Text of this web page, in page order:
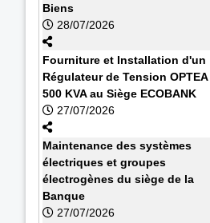
Biens
28/07/2026
Fourniture et Installation d'un
Régulateur de Tension OPTEA
500 KVA au Siège ECOBANK
27/07/2026
Maintenance des systèmes
électriques et groupes
électrogènes du siège de la
Banque
27/07/2026